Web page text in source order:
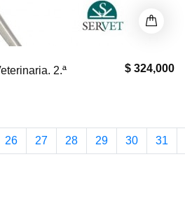
$ 324,000
2.ª
26 27 28 29 30 31